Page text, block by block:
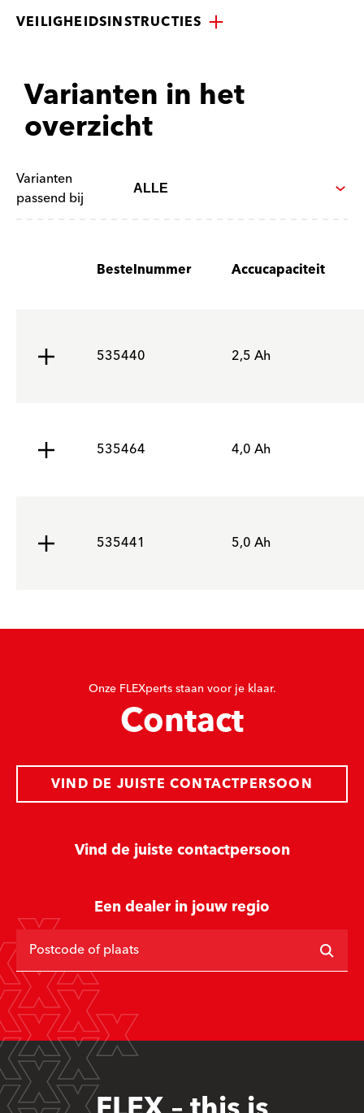
VEILIGHEIDSINSTRUCTIES
Varianten in het
overzicht
Varianten
passend bij
Bestelnummer Accucapaciteit
535440 2,5 Ah
535464 4,0 Ah
535441 5,0 Ah
Onze FLEXperts staan voor je klaar.
Contact
Vind de juiste contactpersoon
VIND DE JUISTE CONTACTPERSOON
Een dealer in jouw regio
Postcode of plaats